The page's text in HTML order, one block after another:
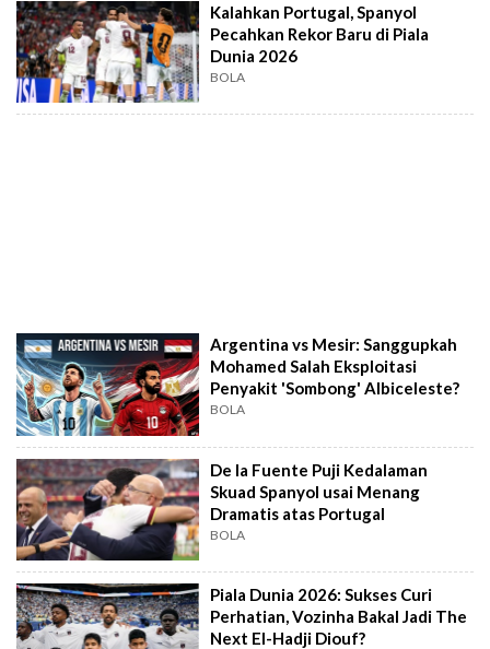
Kalahkan Portugal, Spanyol
Pecahkan Rekor Baru di Piala
Dunia 2026
BOLA
Argentina vs Mesir: Sanggupkah
Mohamed Salah Eksploitasi
Penyakit 'Sombong' Albiceleste?
BOLA
De la Fuente Puji Kedalaman
Skuad Spanyol usai Menang
Dramatis atas Portugal
BOLA
Piala Dunia 2026: Sukses Curi
Perhatian, Vozinha Bakal Jadi The
Next El-Hadji Diouf?